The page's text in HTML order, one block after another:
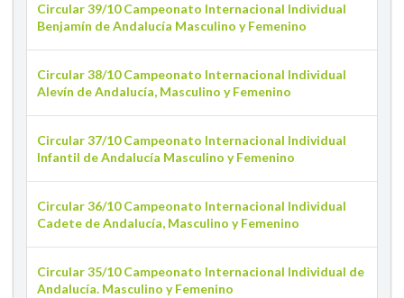
Circular 39/10 Campeonato Internacional Individual
Benjamín de Andalucía Masculino y Femenino
Circular 38/10 Campeonato Internacional Individual
Alevín de Andalucía, Masculino y Femenino
Circular 37/10 Campeonato Internacional Individual
Infantil de Andalucía Masculino y Femenino
Circular 36/10 Campeonato Internacional Individual
Cadete de Andalucía, Masculino y Femenino
Circular 35/10 Campeonato Internacional Individual de
Andalucía. Masculino y Femenino